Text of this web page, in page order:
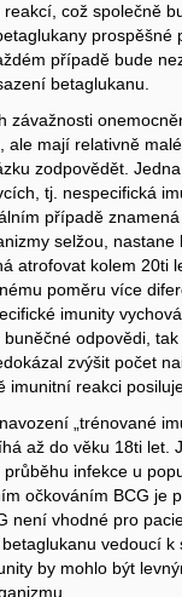
což společně
případě bude
betaglukanu.
závažnosti
ale mají relativně
zodpovědět.
tj. nespecifická
případě
selžou, nastane
atrofovat kolem 20ti
poměru více
imunity
odpovědi,
zvýšit počet
imunitní reakci
„trénované
až do věku 18ti let.
infekce u
očkováním BCG je
není vhodné pro
vedoucí k
by mohlo být